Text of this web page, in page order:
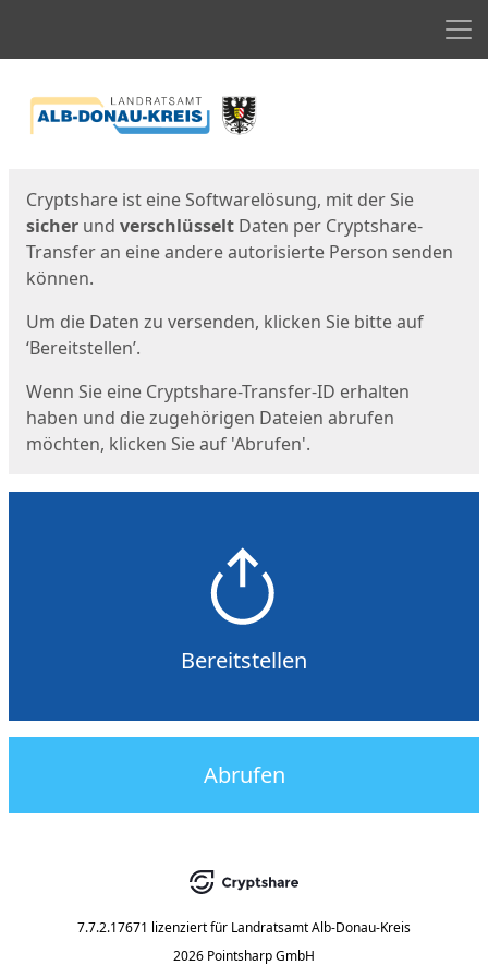
Cryptshare ist eine Softwarelösung, mit der Sie
sicher und verschlüsselt Daten per Cryptshare-
Transfer an eine andere autorisierte Person senden
können.
Um die Daten zu versenden, klicken Sie bitte auf
‘Bereitstellen’.
Wenn Sie eine Cryptshare-Transfer-ID erhalten
haben und die zugehörigen Dateien abrufen
möchten, klicken Sie auf 'Abrufen'.
Bereitstellen
Abrufen
7.7.2.17671 lizenziert für Landratsamt Alb-Donau-Kreis
2026 Pointsharp GmbH